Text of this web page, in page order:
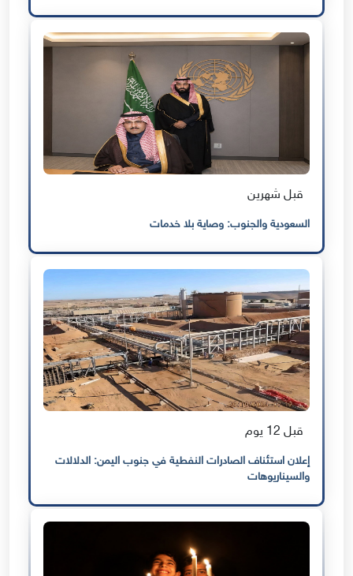
قبل شهرين
السعودية والجنوب: وصاية بلا خدمات
قبل 12 يوم
إعلان استئناف الصادرات النفطية في جنوب اليمن: الدلالات
والسيناريوهات